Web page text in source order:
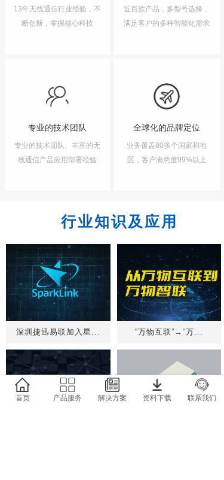
13年无线通信行业经验，不
断创新，掌握核心科技
近百款产品，多型号选择，
满足客户的多种智能化需求
专业的技术团队
专业的技术团队、丰富的无
线通信产品应用部署经验
全球化的品牌定位
业务覆盖80多个国家和地
区，客户满意度99%以上
行业知识及应用
深圳捷迅易联加入星... “万物互联”→“万...
首页 产品服务 解决方案 资料下载 联系我们